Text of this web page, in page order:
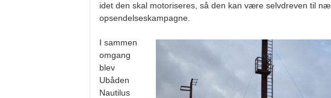
idet den skal motoriseres, så den kan være selvdreven til
opsendelseskampagne.
I sammen
omgang
blev
Ubåden
Nautilus